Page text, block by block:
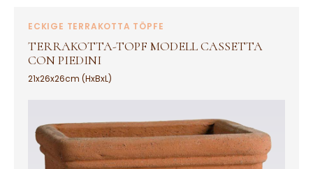
ECKIGE TERRAKOTTA TÖPFE
TERRAKOTTA-TOPF MODELL CASSETTA
CON PIEDINI
21x26x26cm (HxBxL)